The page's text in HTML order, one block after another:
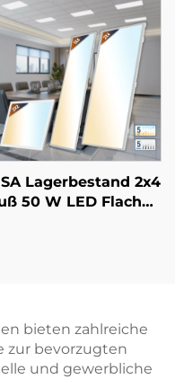
Leuchten für
Lagerhallen
Lagerbestand 2x4
50 W LED Flachpa
bieten zahlreiche
zur bevorzugten
und gewerbliche